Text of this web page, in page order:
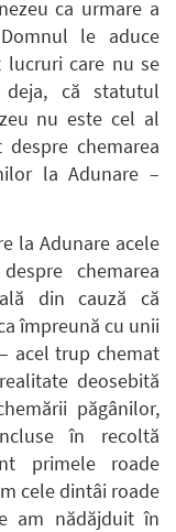
ca urmare a
le aduce
lucruri care nu se
deja, că statutul
nu este cel al
chemarea
la Adunare –
la Adunare acele
chemarea
din cauză că
împreună cu unii
acel trup chemat
deosebită
păgânilor,
în recoltă
primele roade
cele dintâi roade
am nădăjduit în